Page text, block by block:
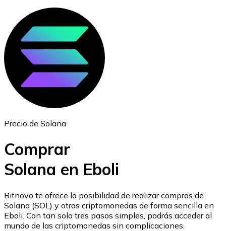
ETH
USD Coin
USDC
Precio de Solana
Comprar
Solana en Eboli
Bitnovo te ofrece la posibilidad de realizar compras de
Solana (SOL) y otras criptomonedas de forma sencilla en
Eboli. Con tan solo tres pasos simples, podrás acceder al
mundo de las criptomonedas sin complicaciones.